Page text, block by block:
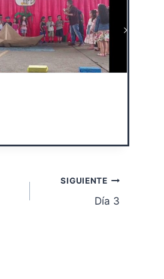
SIGUIENTE
Día 3